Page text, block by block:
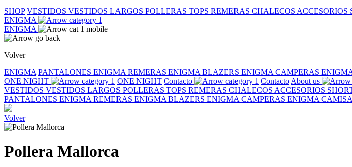
SHOP VESTIDOS VESTIDOS LARGOS POLLERAS TOPS REMERAS CHALECOS ACCESORIOS
ENIGMA
ENIGMA
Volver
ENIGMA PANTALONES ENIGMA REMERAS ENIGMA BLAZERS ENIGMA CAMPERAS
ONE NIGHT
ONE NIGHT Contacto Contacto About us
VESTIDOS VESTIDOS LARGOS POLLERAS TOPS REMERAS CHALECOS ACCESORIOS
PANTALONES ENIGMA REMERAS ENIGMA BLAZERS ENIGMA CAMPERAS ENIGMA
Volver
Pollera Mallorca